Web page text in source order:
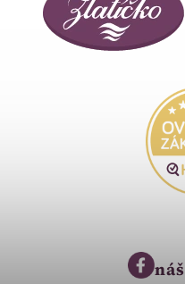
náš